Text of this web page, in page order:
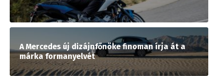
A Mercedes új dizájnfőnöke finoman írja át a
márka formanyelvét